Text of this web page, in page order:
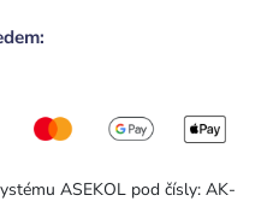
ASEKOL pod čísly: AK-